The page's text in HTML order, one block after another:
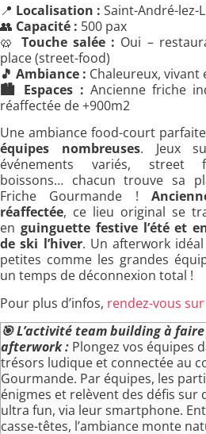
📍 Localisation : Saint-André-lez-
👥 Capacité : 500 pax
🥨 Touche salée : Oui –
place (street-food)
🎵 Ambiance : Chaleureux, vivant
🏙️ Espaces : Ancienne friche
réaffectée de +900m2
Une ambiance food-court
équipes nombreuses. Jeux
événements variés, street
boissons… chacun trouve sa
Friche Gourmande !
réaffectée, ce lieu original se
en guinguette festive l’été et
de ski l’hiver. Un afterwork
petites comme les grandes
un temps de déconnexion total !
Pour plus d’infos, rendez-vous
🎯L’activité team building à
afterwork : Plongez vos équipes
trésors ludique et connectée au
Gourmande. Par équipes, les
énigmes et relèvent des défis
ultra fun, via leur smartphone.
casse-têtes, l’ambiance monte